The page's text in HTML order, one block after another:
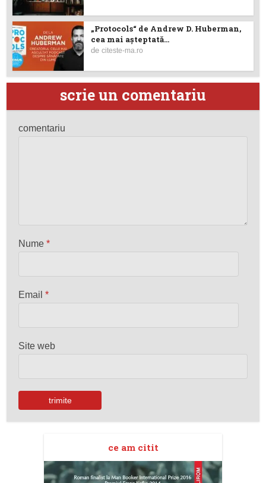
„Protocols“ de Andrew D. Huberman,
cea mai așteptată...
deciteste-ma.ro
scrie un comentariu
comentariu
Nume*
Email*
Site web
ce am citit